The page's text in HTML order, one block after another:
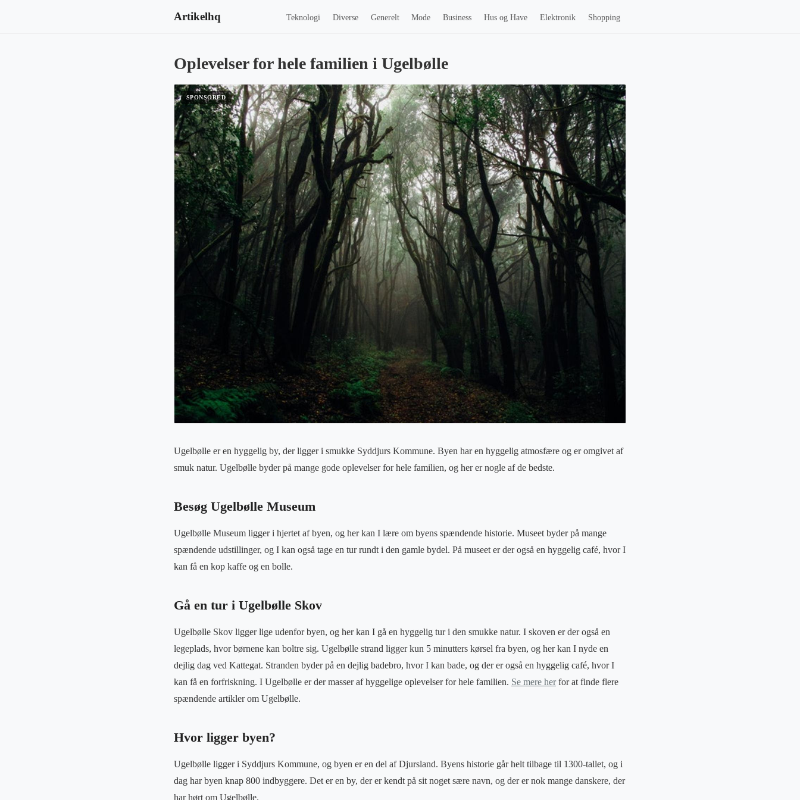
Artikelhq Teknologi Diverse Generelt Mode Business Hus og Have Elektronik Shopping
Oplevelser for hele familien i Ugelbølle
Ugelbølle er en hyggelig by, der ligger i smukke Syddjurs Kommune. Byen har en hyggelig atmosfære og er omgivet af
smuk natur. Ugelbølle byder på mange gode oplevelser for hele familien, og her er nogle af de bedste.
Besøg Ugelbølle Museum
Ugelbølle Museum ligger i hjertet af byen, og her kan I lære om byens spændende historie. Museet byder på mange
spændende udstillinger, og I kan også tage en tur rundt i den gamle bydel. På museet er der også en hyggelig café, hvor I
kan få en kop kaffe og en bolle.
Gå en tur i Ugelbølle Skov
Ugelbølle Skov ligger lige udenfor byen, og her kan I gå en hyggelig tur i den smukke natur. I skoven er der også en
legeplads, hvor børnene kan boltre sig. Ugelbølle strand ligger kun 5 minutters kørsel fra byen, og her kan I nyde en
dejlig dag ved Kattegat. Stranden byder på en dejlig badebro, hvor I kan bade, og der er også en hyggelig café, hvor I
kan få en forfriskning. I Ugelbølle er der masser af hyggelige oplevelser for hele familien. Se mere herfor at finde flere
spændende artikler om Ugelbølle.
Hvor ligger byen?
Ugelbølle ligger i Syddjurs Kommune, og byen er en del af Djursland. Byens historie går helt tilbage til 1300-tallet, og i
dag har byen knap 800 indbyggere. Det er en by, der er kendt på sit noget sære navn, og der er nok mange danskere, der
har hørt om Ugelbølle.